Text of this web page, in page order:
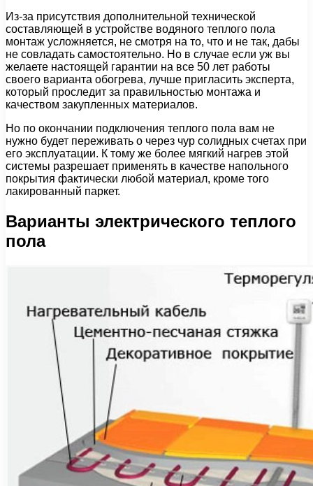
Из-за присутствия дополнительной технической
составляющей в устройстве водяного теплого пола
монтаж усложняется, не смотря на то, что и не так, дабы
не совладать самостоятельно. Но в случае если уж вы
желаете настоящей гарантии на все 50 лет работы
своего варианта обогрева, лучше пригласить эксперта,
который проследит за правильностью монтажа и
качеством закупленных материалов.
Но по окончании подключения теплого пола вам не
нужно будет переживать о через чур солидных счетах при
его эксплуатации. К тому же более мягкий нагрев этой
системы разрешает применять в качестве напольного
покрытия фактически любой материал, кроме того
лакированный паркет.
Варианты электрического теплого
пола